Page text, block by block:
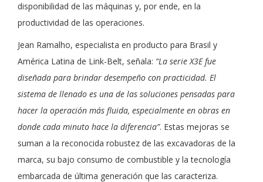
disponibilidad de las máquinas y, por ende, en la
productividad de las operaciones.
Jean Ramalho, especialista en producto para Brasil y
América Latina de Link-Belt, señala: “La serie X3E fue
diseñada para brindar desempeño con practicidad. El
sistema de llenado es una de las soluciones pensadas para
hacer la operación más fluida, especialmente en obras en
donde cada minuto hace la diferencia”. Estas mejoras se
suman a la reconocida robustez de las excavadoras de la
marca, su bajo consumo de combustible y la tecnología
embarcada de última generación que las caracteriza.